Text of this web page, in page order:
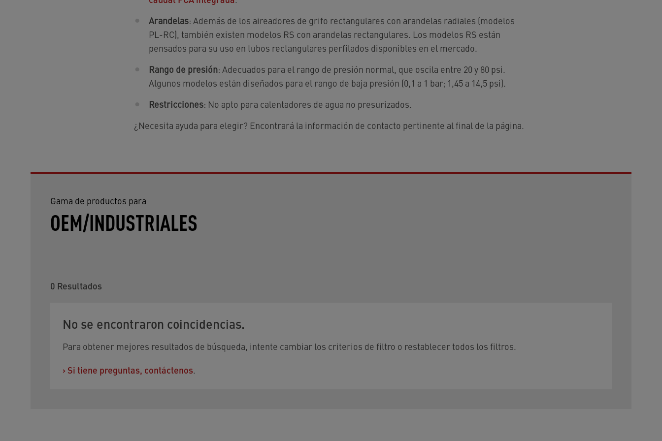
Arandelas: Además de los aireadores de grifo rectangulares con arandelas radiales (modelos
PL-RC), también existen modelos RS con arandelas rectangulares. Los modelos RS están
pensados para su uso en tubos rectangulares perfilados disponibles en el mercado.
Rango de presión: Adecuados para el rango de presión normal, que oscila entre 20 y 80 psi.
Algunos modelos están diseñados para el rango de baja presión (0,1 a 1 bar; 1,45 a 14,5 psi).
Restricciones: No apto para calentadores de agua no presurizados.
¿Necesita ayuda para elegir? Encontrará la información de contacto pertinente al final de la página.
Gama de productos para
OEM/INDUSTRIALES
0 Resultados
No se encontraron coincidencias.
Para obtener mejores resultados de búsqueda, intente cambiar los criterios de filtro o restablecer todos los filtros.
› Si tiene preguntas, contáctenos.